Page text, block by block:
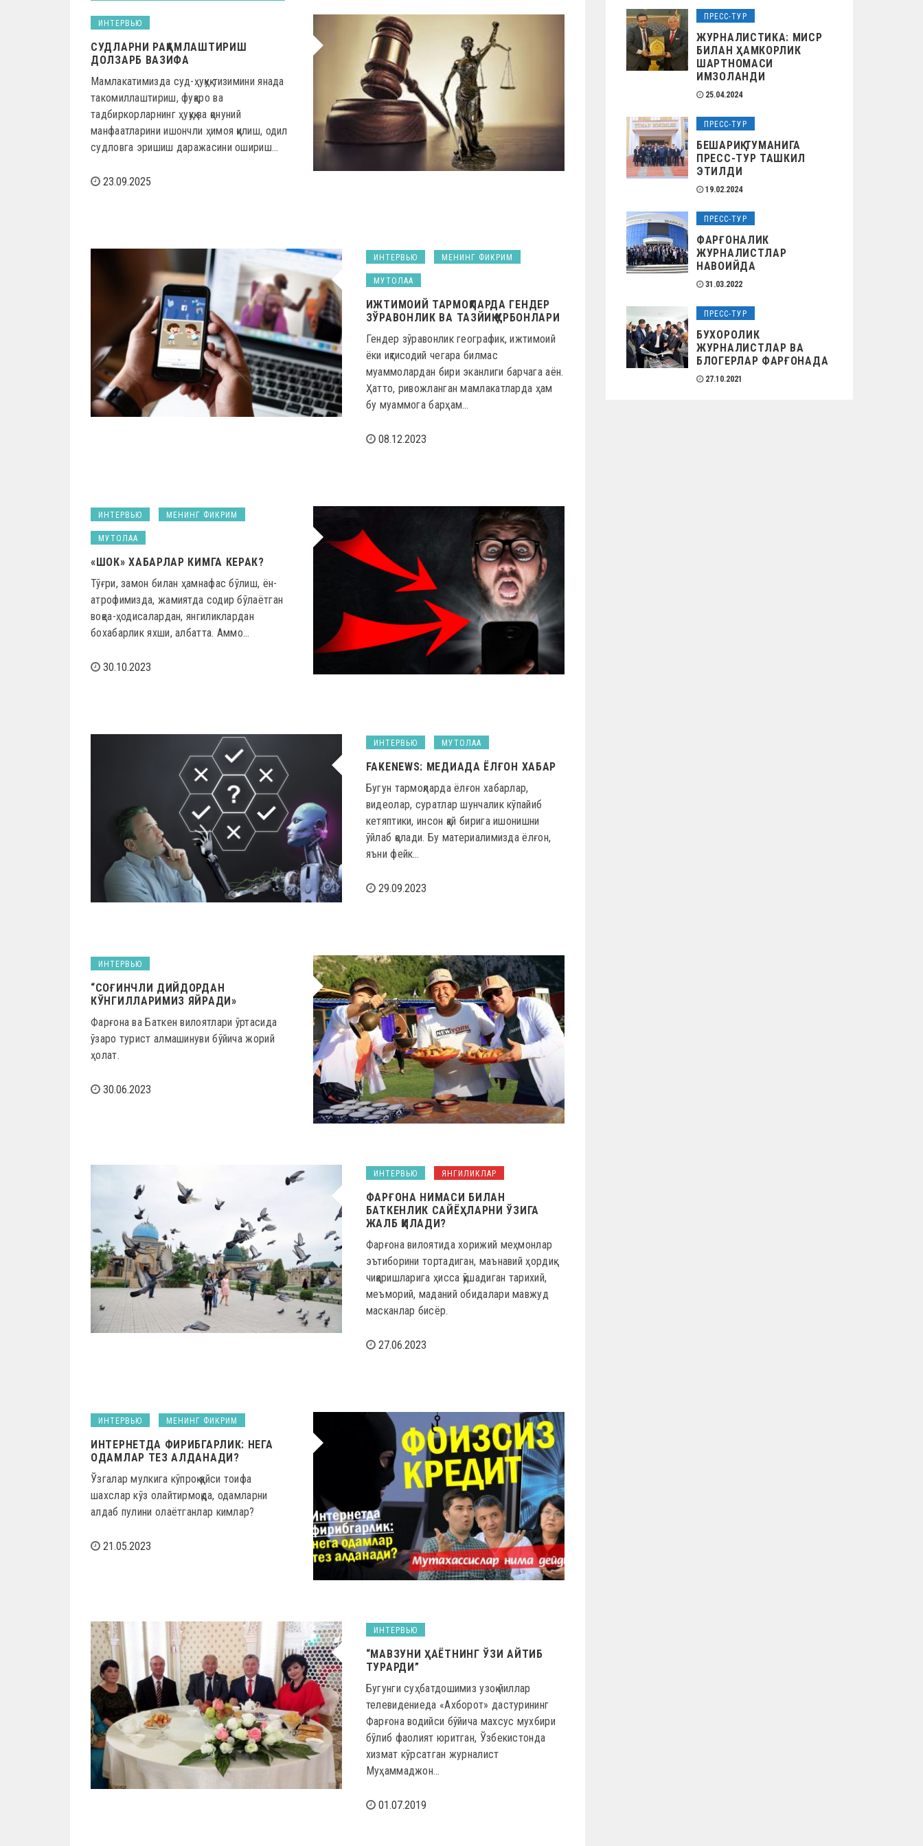
ИНТЕРВЬЮ
СУДЛАРНИ РАҚАМЛАШТИРИШ
ДОЛЗАРБ ВАЗИФА
Мамлакатимизда суд-ҳуқуқ тизимини янада
такомиллаштириш, фуқаро ва
тадбиркорларнинг ҳуқуқ ва қонуний
манфаатларини ишончли ҳимоя қилиш, одил
судловга эришиш даражасини ошириш…
23.09.2025
ИНТЕРВЬЮ МЕНИНГ ФИКРИМ
МУТОЛАА
ИЖТИМОИЙ ТАРМОҚЛАРДА ГЕНДЕР
ЗЎРАВОНЛИК ВА ТАЗЙИҚ ҚУРБОНЛАРИ
Гендер зўравонлик географик, ижтимоий
ёки иқтисодий чегара билмас
муаммолардан бири эканлиги барчага аён.
Ҳатто, ривожланган мамлакатларда ҳам
бу муаммога барҳам…
08.12.2023
ИНТЕРВЬЮ МЕНИНГ ФИКРИМ
МУТОЛАА
«ШОК» ХАБАРЛАР КИМГА КЕРАК?
Тўғри, замон билан ҳамнафас бўлиш, ён-
атрофимизда, жамиятда содир бўлаётган
воқеа-ҳодисалардан, янгиликлардан
бохабарлик яхши, албатта. Аммо…
30.10.2023
ИНТЕРВЬЮ МУТОЛАА
FAKENEWS: МЕДИАДА ЁЛҒОН ХАБАР
Бугун тармоқларда ёлғон хабарлар,
видеолар, суратлар шунчалик кўпайиб
кетяптики, инсон қай бирига ишонишни
ўйлаб қолади. Бу материалимизда ёлғон,
яъни фейк…
29.09.2023
ИНТЕРВЬЮ
“СОҒИНЧЛИ ДИЙДОРДАН
КЎНГИЛЛАРИМИЗ ЯЙРАДИ»
Фарғона ва Баткен вилоятлари ўртасида
ўзаро турист алмашинуви бўйича жорий
ҳолат.
30.06.2023
ИНТЕРВЬЮ ЯНГИЛИКЛАР
ФАРҒОНА НИМАСИ БИЛАН
БАТКЕНЛИК САЙЁҲЛАРНИ ЎЗИГА
ЖАЛБ ҚИЛАДИ?
Фарғона вилоятида хорижий меҳмонлар
эътиборини тортадиган, маънавий ҳордиқ
чиқаришларига ҳисса қўшадиган тарихий,
меъморий, маданий обидалари мавжуд
масканлар бисёр.
27.06.2023
ИНТЕРВЬЮ МЕНИНГ ФИКРИМ
ИНТЕРНЕТДА ФИРИБГАРЛИК: НЕГА
ОДАМЛАР ТЕЗ АЛДАНАДИ?
Ўзгалар мулкига кўпроқ қайси тоифа
шахслар кўз олайтирмоқда, одамларни
алдаб пулини олаётганлар кимлар?
21.05.2023
ИНТЕРВЬЮ
“МАВЗУНИ ҲАЁТНИНГ ЎЗИ АЙТИБ
ТУРАРДИ”
Бугунги суҳбатдошимиз узоқ йиллар
телевидениеда «Ахборот» дастурининг
Фарғона водийси бўйича махсус мухбири
бўлиб фаолият юритган, Ўзбекистонда
хизмат кўрсатган журналист
Муҳаммаджон…
01.07.2019
ПРЕСС-ТУР
ЖУРНАЛИСТИКА: МИСР
БИЛАН ҲАМКОРЛИК
ШАРТНОМАСИ
ИМЗОЛАНДИ
25.04.2024
ПРЕСС-ТУР
БЕШАРИҚ ТУМАНИГА
ПРЕСС-ТУР ТАШКИЛ
ЭТИЛДИ
19.02.2024
ПРЕСС-ТУР
ФАРҒОНАЛИК
ЖУРНАЛИСТЛАР
НАВОИЙДА
31.03.2022
ПРЕСС-ТУР
БУХОРОЛИК
ЖУРНАЛИСТЛАР ВА
БЛОГЕРЛАР ФАРҒОНАДА
27.10.2021